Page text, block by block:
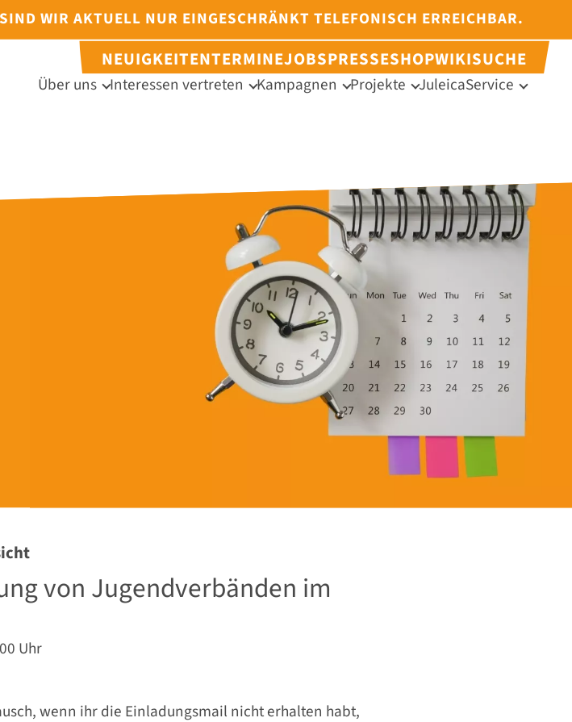
WIR AKTUELL NUR EINGESCHRÄNKT TELEFONISCH ERREICHBAR.
NEUIGKEITENTERMINEJOBSPRESSESHOPWIKISUCHE
Über uns Interessen vertreten Kampagnen Projekte JuleicaService
von Jugendverbänden im
Uhr
wenn ihr die Einladungsmail nicht erhalten habt,